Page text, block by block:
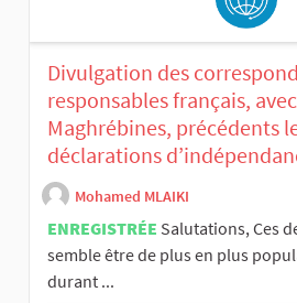
Divulgation des
responsables français,
Maghrébines, précédents
déclarations
Mohamed MLAIKI
ENREGISTRÉE Salutations, Ces
semble être de plus en plus
durant ...